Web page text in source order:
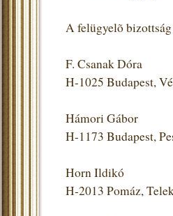
A felügyelõ
F. Csanak Dóra
H-1025 Budapest,
Hámori Gábor
H-1173 Budapest,
Horn Ildikó
H-2013 Pomáz,